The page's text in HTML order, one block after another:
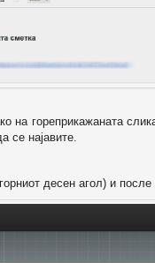
на гореприкажаната
се најавите.
десен агол) и